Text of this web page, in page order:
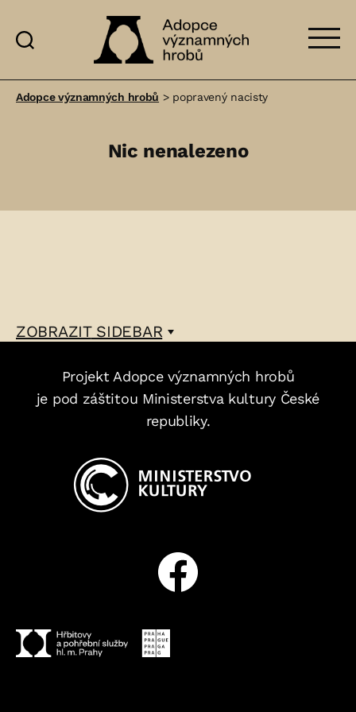
významných
Adopce významných hrobů > popravený nacisty
Nic nenalezeno
ZOBRAZITSIDEBAR
Projekt Adopce významných hrobů
je pod záštitou Ministerstva kultury České
republiky.
Facebook